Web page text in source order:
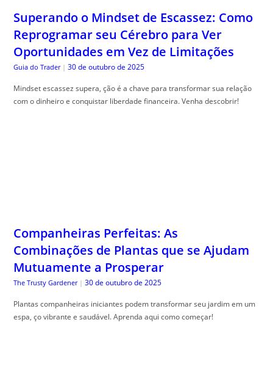
Superando o Mindset de Escassez: Como
Reprogramar seu Cérebro para Ver
Oportunidades em Vez de Limitações
Guia do Trader | 30 de outubro de 2025
Mindset escassez supera, ção é a chave para transformar sua relação
com o dinheiro e conquistar liberdade financeira. Venha descobrir!
Companheiras Perfeitas: As
Combinações de Plantas que se Ajudam
Mutuamente a Prosperar
The Trusty Gardener | 30 de outubro de 2025
Plantas companheiras iniciantes podem transformar seu jardim em um
espa, ço vibrante e saudável. Aprenda aqui como começar!